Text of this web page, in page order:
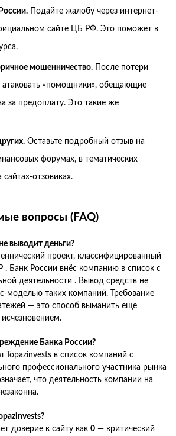
Подайте жалобу через интернет-
сайте ЦБ РФ. Это поможет в
мошенничество. После потери
атаковать «помощники», обещающие
за предоплату. Это такие же
Оставьте подробный отзыв на
форумах, в тематических
отзовиках.
вопросы (FAQ)
выводит деньги?
проект, классифицированный
. Банк России внёс компанию в список с
деятельности . Вывод средств не
моделью таких компаний. Требование
— это способ выманить еще
Банка России?
Topazinvests в список компаний с
профессионального участника рынка
что деятельность компании на
доверие к сайту как 0 — критический